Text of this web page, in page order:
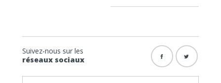
Suivez-nous sur les
réseaux sociaux